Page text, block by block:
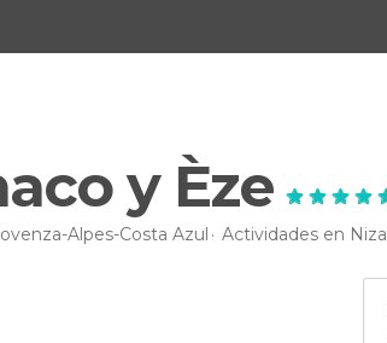
y Èze
Alpes-Costa Azul Actividades en Niza